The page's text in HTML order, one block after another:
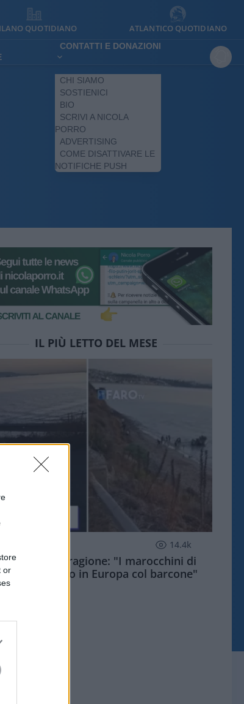
or
QUOTIDIANO ATLANTICO QUOTIDIANO
CONTATTI E DONAZIONI
CHI SIAMO
SOSTIENICI
BIO
SCRIVI A NICOLA
PORRO
ADVERTISING
COME DISATTIVARE LE
NOTIFICHE PUSH
IL PIÙ LETTO DEL MESE
14.4k
aveva ragione: "I marocchini di
sbarcano in Europa col barcone"